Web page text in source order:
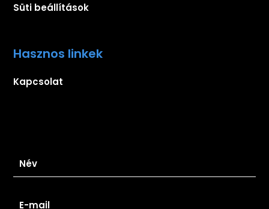
Süti beállítások
Hasznos linkek
Kapcsolat